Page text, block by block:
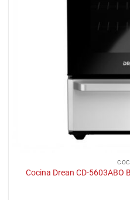
Cocina Drean CD-5603ABO